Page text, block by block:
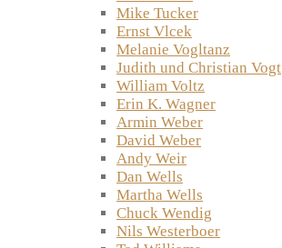
Mike Tucker
Ernst Vlcek
Melanie Vogltanz
Judith und Christian Vogt
William Voltz
Erin K. Wagner
Armin Weber
David Weber
Andy Weir
Dan Wells
Martha Wells
Chuck Wendig
Nils Westerboer